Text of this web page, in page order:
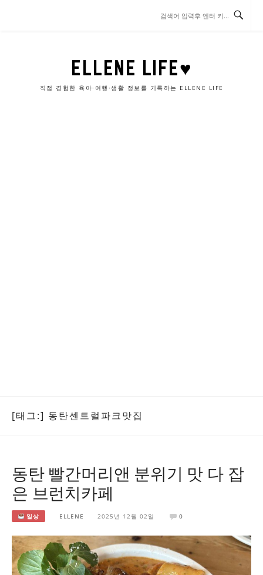
ELLENE LIFE♥
직접 경험한 육아·여행·생활 정보를 기록하는 ELLENE LIFE
[태그:] 동탄센트럴파크맛집
동탄 빨간머리앤 분위기 맛 다 잡
은 브런치카페
일상 ELLENE 2025년 12월 02일 0